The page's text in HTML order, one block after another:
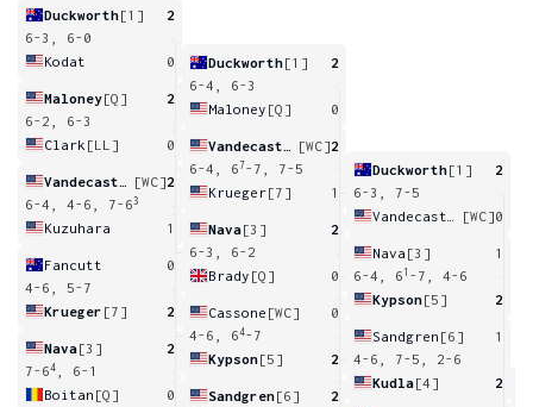
Duckworth[1]
2
6-3, 6-0
Kodat
0
Maloney[Q]
2
6-2, 6-3
Clark [LL] 0
[WC]2
6-4, 4-6, 7-63
Kuzuhara 1
Fancutt
0
4-6, 5-7
Krueger [7] 2
Nava[3]
2
7-64
, 6-1
Boitan [Q] 0
Duckworth[1]
2
6-4, 6-3
Maloney [Q] 0
[WC]2
6-4, 67-7, 7-5
Krueger[7] 1
Nava[3]
2
6-3, 6-2
Brady [Q] 0
Cassone [WC]
0
4-6, 64-7
Kypson[5] 2
Sandgren[6]
2
Duckworth[1]
2
6-3, 7-5
[WC]0
Nava [3]
1
6-4, 6 1 -7, 4-6
Kypson[5] 2
Sandgren [6]
1
4-6, 7-5, 2-6
Kudla[4] 2